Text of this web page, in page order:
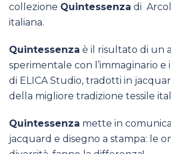
collezione Quintessenza di
italiana.
Quintessenza è il risultato di un
sperimentale con l’immaginario e
di ELICA Studio, tradotti in
della migliore tradizione tessile
Quintessenza mette in
jacquard e disegno a stampa: le